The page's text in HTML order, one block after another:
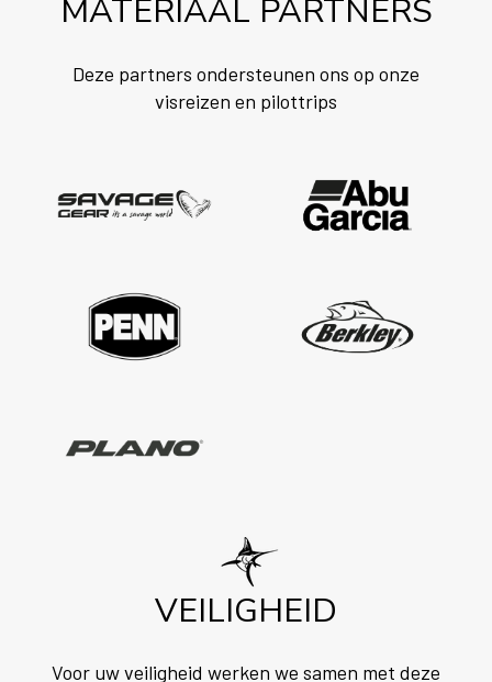
MATERIAAL PARTNERS
Deze partners ondersteunen ons op onze
visreizen en pilottrips
VEILIGHEID
Voor uw veiligheid werken we samen met deze